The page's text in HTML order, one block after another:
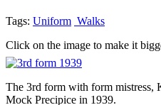
Tags: Uniform Walks
Click on the image to make it
The 3rd form with form mistress,
Mock Precipice in 1939.